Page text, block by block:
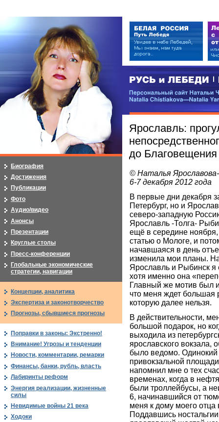
РУСЬ и ЛЕБЕДИ | RUSI —
Персональный сайт Натальи
Ярославль:
до Благовещения
© Наталья
6-7 декабря 2012 года
В первые дни декабря
Петербург, но и
северо-западную
Ярославль -Толга-
ещё в середине ноября,
статью о Мологе, и
начавшаяся в день
изменила мои планы.
Ярославль и Рыбинск я
хотя именно она
Главный же мотив был
что меня ждет большая
которую далее нельзя.
В действительности,
большой подарок, но
выходила из
ярославского вокзала,
было ведомо.
привокзальной
напомнил мне о тех
временах, когда в
были троллейбусы, а
6, начинавшийся от
меня к дому моего отца
Поддавшись
Биография
Достижения
Публикации
Фото
Аудио/видео
Анонсы
Презентации
Круглые столы
Пресс-конференции
Глобальные экономические
стратегии, навигации
Концепции, аналитика
Экспертиза и законотворчество
Прогнозы, сбывшиеся прогнозы
Поправки в законы: Экстренно!
Внимание! Угрозы и тенденции
Новости, комментарии, ремарки
Финансы, банки, рубль, власть
Лабиринты реформ
Энергия реализации, жизненные
силы
Невидимые войны 21 века
Ходоки